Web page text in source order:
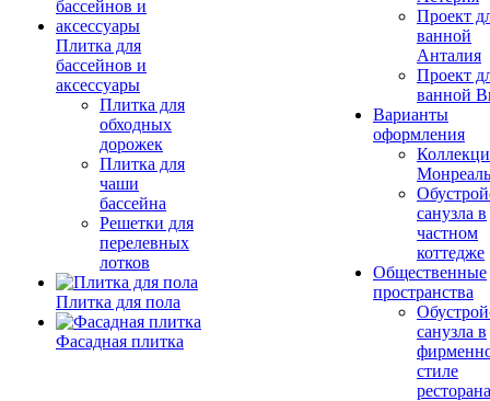
Плитка для
бассейнов и
аксессуары
Плитка для
обходных
дорожек
Плитка для
чаши
бассейна
Решетки для
перелевных
лотков
Плитка для пола
Фасадная плитка
Проект
ванной
Анталия
Проект
ванной
Варианты
оформления
Монреаль
санузла в
частном
коттедже
Общественные
пространства
санузла в
стиле
ресторана